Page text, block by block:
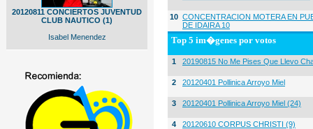
20120811 CONCIERTOS JUVENTUD
CLUB NAUTICO (1)
Isabel Menendez
10 CONCENTRACION MOTERA EN
DE IDAIRA 10
Top 5 im�genes por votos
1 20190815 No Me Pises Que Llevo
2 20120401 Pollinica Arroyo Miel
3 20120401 Pollinica Arroyo Miel (24)
4 20120610 CORPUS CHRISTI (9)